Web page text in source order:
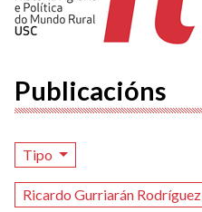
Publicacións
Tipo
Ricardo Gurriarán Rodríguez